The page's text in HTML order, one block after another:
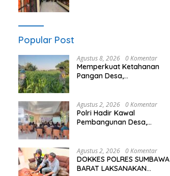
Popular Post
Agustus 8, 2026 0 Komentar
Memperkuat Ketahanan
Pangan Desa,
Kuranji Dalang
Agustus 2, 2026 0 Komentar
Polri Hadir Kawal
Pembangunan Desa,
Agustus 2, 2026 0 Komentar
DOKKES POLRES SUMBAWA
BARAT LAKSANAKAN